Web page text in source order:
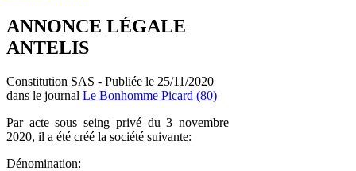
ANNONCE LÉGALE
ANTELIS
Constitution SAS - Publiée le 25/11/2020
dans le journal Le Bonhomme Picard (80)
Par acte sous seing privé du 3 novembre
2020, il a été créé la société suivante:
Dénomination: